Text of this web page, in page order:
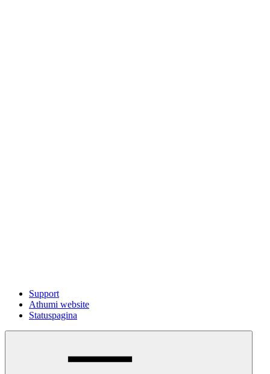
Support
Athumi website
Statuspagina